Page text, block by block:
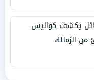
يكشف كواليس
من الزمالك